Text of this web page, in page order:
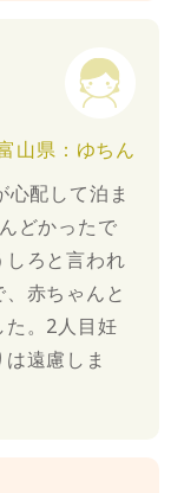
山県：ゆちん
配して泊ま
どかったで
ろと言われ
赤ちゃんと
。2人目妊
遠慮しま